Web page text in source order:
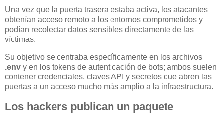
Una vez que la puerta trasera estaba activa, los atacantes
obtenían acceso remoto a los entornos comprometidos y
podían recolectar datos sensibles directamente de las
víctimas.
Su objetivo se centraba específicamente en los archivos
.env y en los tokens de autenticación de bots; ambos suelen
contener credenciales, claves API y secretos que abren las
puertas a un acceso mucho más amplio a la infraestructura.
Los hackers publican un paquete